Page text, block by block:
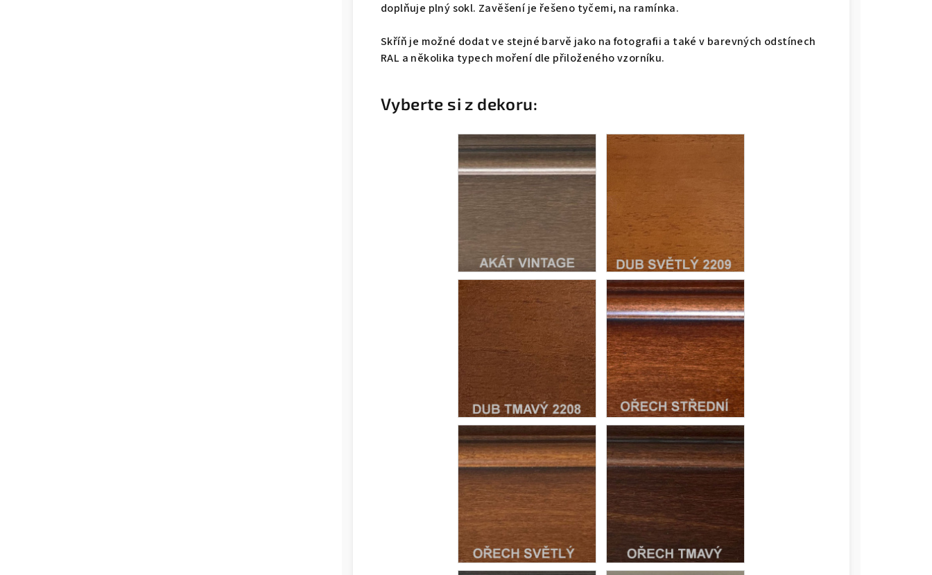
doplňuje plný sokl. Zavěšení je řešeno tyčemi, na ramínka.
Skříň je možné dodat ve stejné barvě jako na fotografii a také v barevných odstínech
RAL a několika typech moření dle přiloženého vzorníku.
Vyberte si z dekoru: